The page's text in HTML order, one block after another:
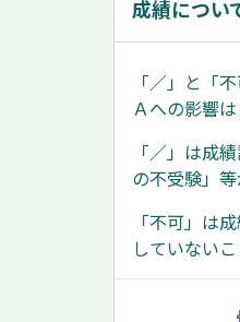
成績につい
「／」と「
Ａへの影響は
「／」は成
の不受験」
「不可」は
していない